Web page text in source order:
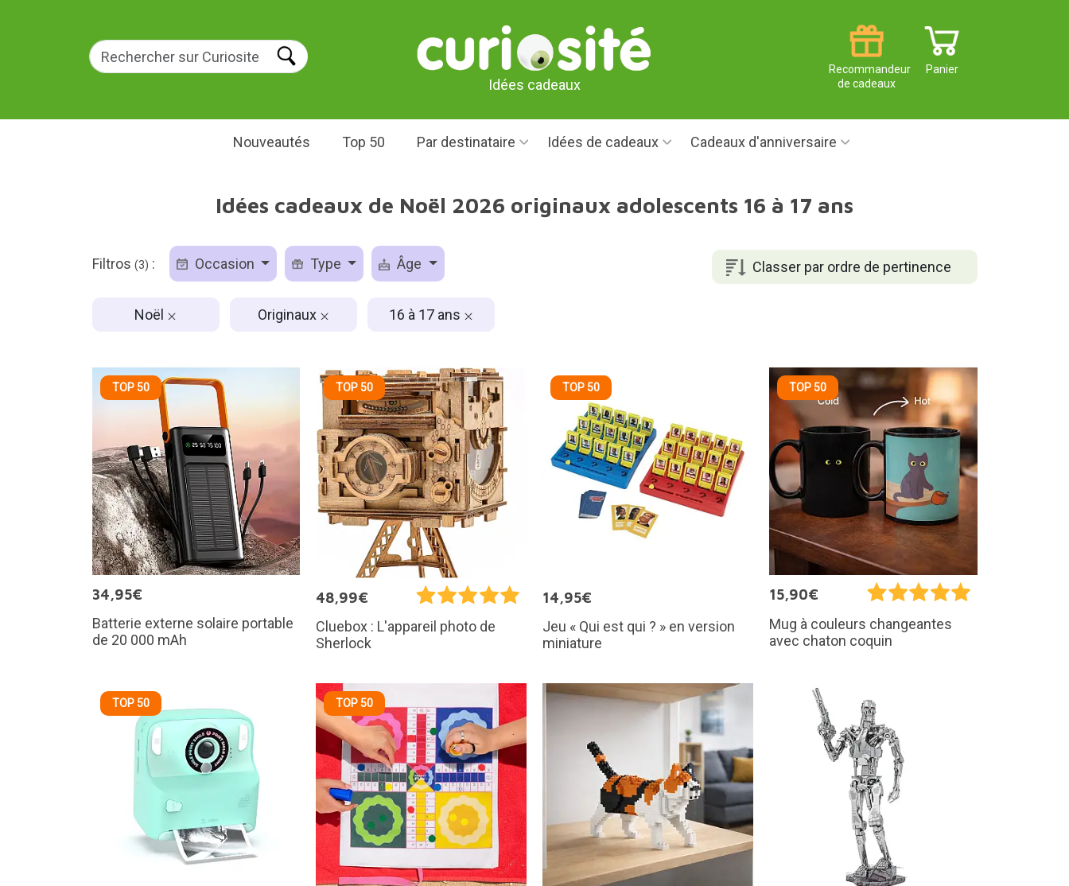
Idées cadeaux
Panier
Recommandeur
de cadeaux
Nouveautés Top 50 Par destinataire Idées de cadeaux Cadeaux d'anniversaire
Idées cadeaux de Noël 2026 originaux adolescents 16 à 17 ans
Classer par ordre de pertinence
Filtros (3) : Occasion Type Âge
Noël Originaux 16 à 17 ans
TOP 50
34,95€
Batterie externe solaire portable
de 20 000 mAh
TOP 50
48,99€
Cluebox : L'appareil photo de
Sherlock
TOP 50
14,95€
Jeu « Qui est qui ? » en version
miniature
TOP 50
15,90€
Mug à couleurs changeantes
avec chaton coquin
TOP 50 TOP 50